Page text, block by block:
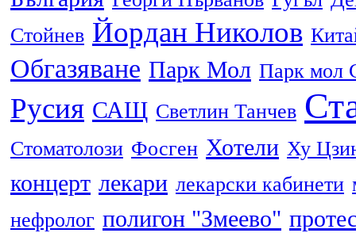
Стойнев Йордан Николов
Обгазяване Парк Мол Парк мол
Русия САЩ Светлин Танчев
Стоматолози Фосген Хотели Ху
концерт лекари лекарски кабинети
нефролог полигон "Змеево"